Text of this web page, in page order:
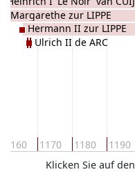
1160 1170 1180 1190
Margarethe zur LIPPE
Hermann II zur LIPPE
Ulrich II de ARC
Klicken Sie auf